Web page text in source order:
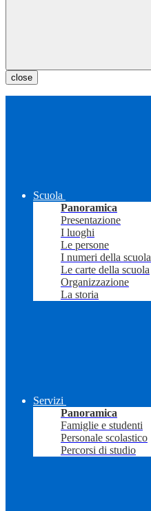
close
Scuola
Panoramica
Presentazione
I luoghi
Le persone
I numeri della scuola
Le carte della scuola
Organizzazione
La storia
Servizi
Panoramica
Famiglie e studenti
Personale scolastico
Percorsi di studio